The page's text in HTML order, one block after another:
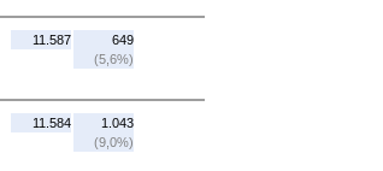
11.587
649
(5,6%)
11.584
1.043
(9,0%)